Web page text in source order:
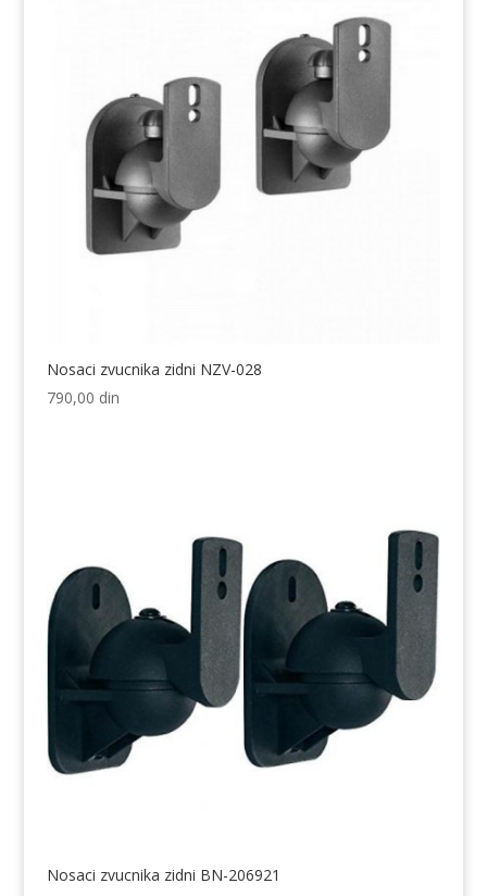
Nosaci zvucnika zidni NZV-028
790,00 din
Nosaci zvucnika zidni BN-206921